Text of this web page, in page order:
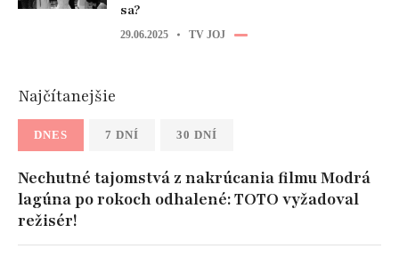
sa?
29.06.2025 TV JOJ
Najčítanejšie
DNES 7 DNÍ 30 DNÍ
Nechutné tajomstvá z nakrúcania filmu Modrá
lagúna po rokoch odhalené: TOTO vyžadoval
režisér!